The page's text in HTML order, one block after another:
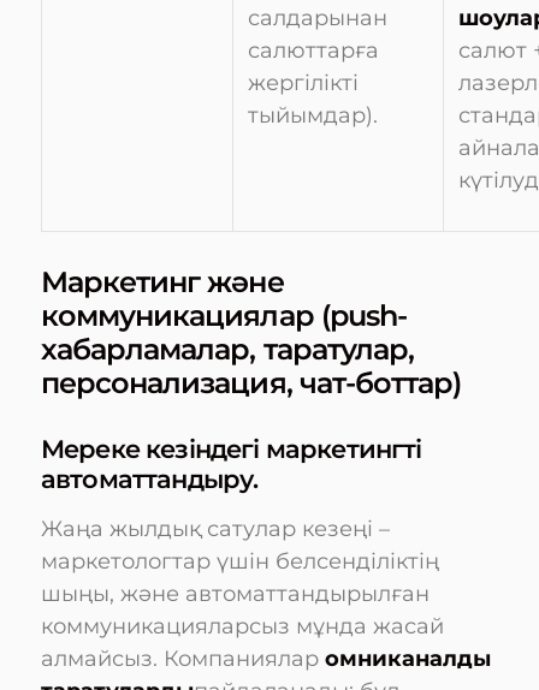
салдарынан
салюттарға
жергілікті
тыйымдар).
салют
Маркетинг және
коммуникациялар (push-
хабарламалар, таратулар,
персонализация, чат-боттар)
Мереке кезіндегі маркетингті
автоматтандыру.
Жаңа жылдық сатулар кезеңі –
маркетологтар үшін белсенділіктің
шыңы, және автоматтандырылған
коммуникацияларсыз мұнда жасай
алмайсыз. Компаниялар омниканалды